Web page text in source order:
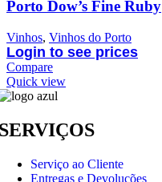
Porto Dow’s Fine Ruby
Vinhos, Vinhos do Porto
Login to see prices
Compare
Quick view
Serviço ao Cliente
Entregas e Devoluções